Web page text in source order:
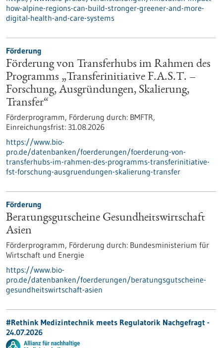
how-alpine-regions-can-build-stronger-greener-and-more-
digital-health-and-care-systems
Förderung
Förderung von Transferhubs im Rahmen des
Programms „Transferinitiative F.A.S.T. –
Forschung, Ausgründungen, Skalierung,
Transfer“
Förderprogramm, Förderung durch: BMFTR,
Einreichungsfrist: 31.08.2026
https://www.bio-
pro.de/datenbanken/foerderungen/foerderung-von-
transferhubs-im-rahmen-des-programms-transferinitiative-
fst-forschung-ausgruendungen-skalierung-transfer
Förderung
Beratungsgutscheine Gesundheitswirtschaft
Asien
Förderprogramm, Förderung durch: Bundesministerium für
Wirtschaft und Energie
https://www.bio-
pro.de/datenbanken/foerderungen/beratungsgutscheine-
gesundheitswirtschaft-asien
#Rethink Medizintechnik meets Regulatorik Nachgefragt -
24.07.2026